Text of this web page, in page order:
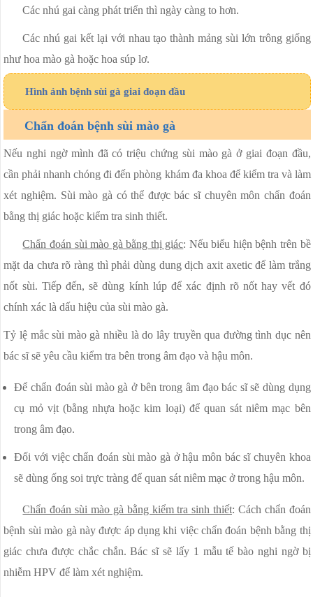
Các nhú gai càng phát triển thì ngày càng to hơn.
Các nhú gai kết lại với nhau tạo thành mảng sùi lớn trông giống
như hoa mào gà hoặc hoa súp lơ.
Hình ảnh bệnh sùi gà giai đoạn đầu
Chẩn đoán bệnh sùi mào gà
Nếu nghi ngờ mình đã có triệu chứng sùi mào gà ở giai đoạn đầu,
cần phải nhanh chóng đi đến phòng khám đa khoa để kiểm tra và làm
xét nghiệm. Sùi mào gà có thể được bác sĩ chuyên môn chẩn đoán
bằng thị giác hoặc kiểm tra sinh thiết.
Chẩn đoán sùi mào gà bằng thị giác: Nếu biểu hiện bệnh trên bề
mặt da chưa rõ ràng thì phải dùng dung dịch axit axetic để làm trắng
nốt sùi. Tiếp đến, sẽ dùng kính lúp để xác định rõ nốt hay vết đó
chính xác là dấu hiệu của sùi mào gà.
Tỷ lệ mắc sùi mào gà nhiều là do lây truyền qua đường tình dục nên
bác sĩ sẽ yêu cầu kiểm tra bên trong âm đạo và hậu môn.
Để chẩn đoán sùi mào gà ở bên trong âm đạo bác sĩ sẽ dùng dụng
cụ mỏ vịt (bằng nhựa hoặc kim loại) để quan sát niêm mạc bên
trong âm đạo.
Đối với việc chẩn đoán sùi mào gà ở hậu môn bác sĩ chuyên khoa
sẽ dùng ống soi trực tràng để quan sát niêm mạc ở trong hậu môn.
Chẩn đoán sùi mào gà bằng kiểm tra sinh thiết: Cách chẩn đoán
bệnh sùi mào gà này được áp dụng khi việc chẩn đoán bệnh bằng thị
giác chưa được chắc chắn. Bác sĩ sẽ lấy 1 mẫu tế bào nghi ngờ bị
nhiễm HPV để làm xét nghiệm.